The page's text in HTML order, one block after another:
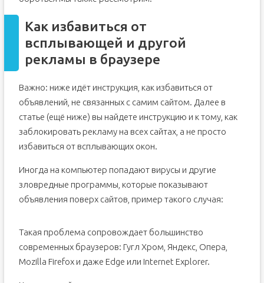
Как избавиться от
всплывающей и другой
рекламы в браузере
Важно: ниже идёт инструкция, как избавиться от
объявлений, не связанных с самим сайтом. Далее в
статье (ещё ниже) вы найдете инструкцию и к тому, как
заблокировать рекламу на всех сайтах, а не просто
избавиться от всплывающих окон.
Иногда на компьютер попадают вирусы и другие
зловредные программы, которые показывают
объявления поверх сайтов, пример такого случая:
Такая проблема сопровождает большинство
современных браузеров: Гугл Хром, Яндекс, Опера,
Mozilla Firefox и даже Edge или Internet Explorer.